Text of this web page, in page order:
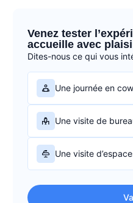
Venez tester
accueille avec
Dites-nous ce qui vous
Une journée en
Une visite de
Une visite